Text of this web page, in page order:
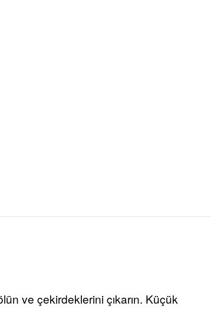
ve çekirdeklerini çıkarın. Küçük